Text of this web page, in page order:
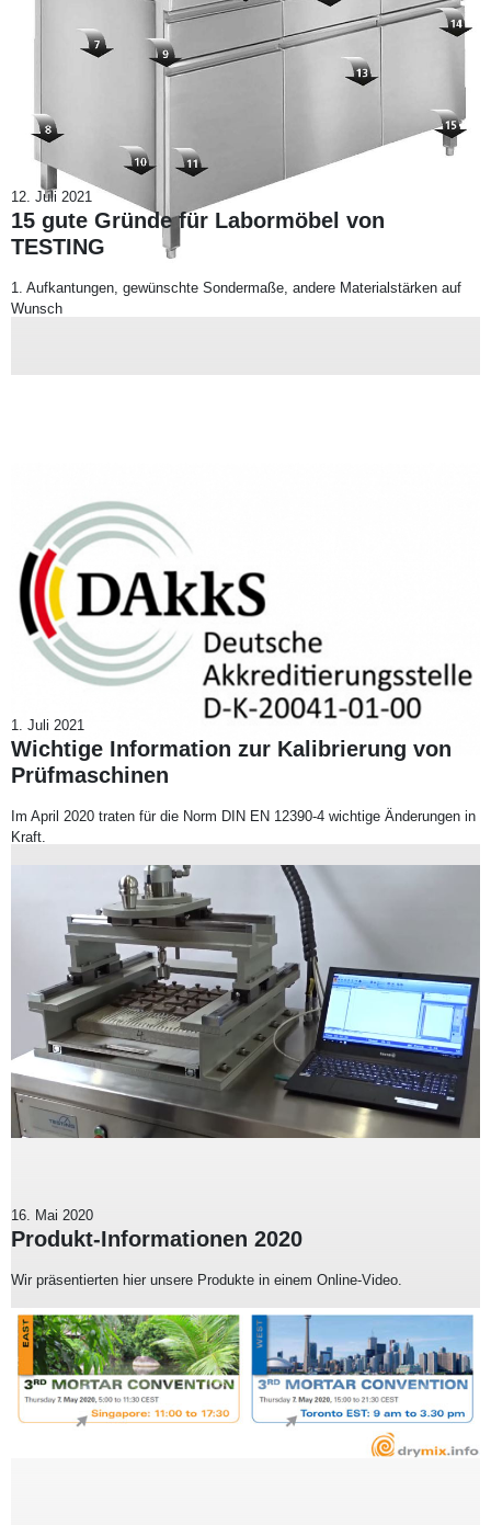
12. Juli 2021
15 gute Gründe für Labormöbel von
TESTING
1. Aufkantungen, gewünschte Sondermaße, andere Materialstärken auf
Wunsch
1. Juli 2021
Wichtige Information zur Kalibrierung von
Prüfmaschinen
Im April 2020 traten für die Norm DIN EN 12390-4 wichtige Änderungen in
Kraft.
16. Mai 2020
Produkt-Informationen 2020
Wir präsentierten hier unsere Produkte in einem Online-Video.